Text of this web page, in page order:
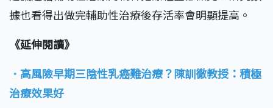
據也看得出做完輔助性治療後存活率會明顯提高。
《延伸閱讀》
．高風險早期三陰性乳癌難治療？陳訓徹教授：積極
治療效果好